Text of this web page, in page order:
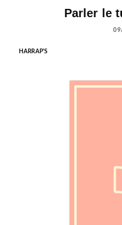
Parler le
HARRAP'S